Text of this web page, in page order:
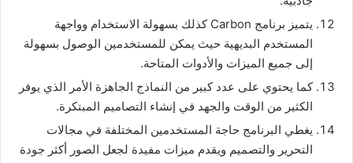
يتميز برنامج Carbon كذلك بسهولة الاستخدام وواجهة
المستخدم البديهية حيث يمكن للمستخدمين الوصول بسهولة
إلى جميع الميزات والأدوات المتاحة.
كما يحتوي على عدد كبير من النماذج الجاهزة الأمر الذي يوفر
الكثير من الوقت والجهد في إنشاء التصاميم المبتكرة.
يغطي البرنامج حاجة المستخدمين المختلفة في مجالات
التحرير والتصميم ويقدم ميزات مفيدة لجعل الصور أكثر جودة